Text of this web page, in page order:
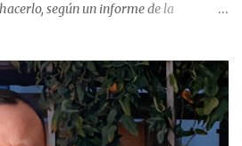
según un informe de la
—quienes administran o
efectuaron transacciones por un
entre enero de 2024 y junio de 2025.
que en la comuna de Cauquenes se